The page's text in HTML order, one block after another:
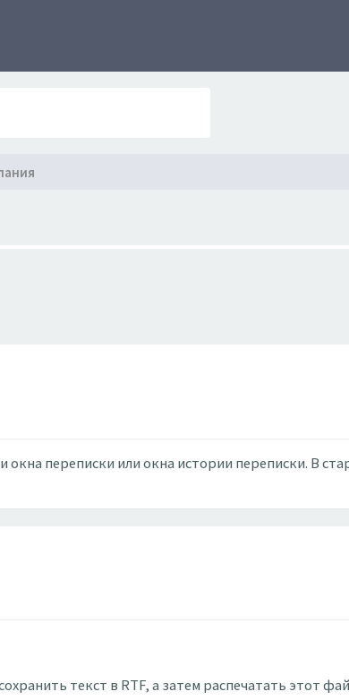
окна переписки или окна истории переписки. В
текст в RTF, а затем распечатать этот